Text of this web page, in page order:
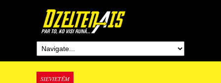
SIEVIETĒM